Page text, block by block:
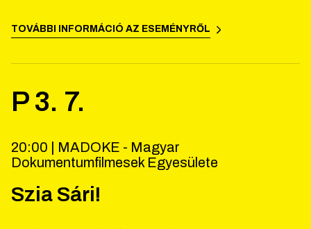
TOVÁBBI INFORMÁCIÓ AZ ESEMÉNYRŐL
P 3. 7.
20:00 | MADOKE - Magyar
Dokumentumfilmesek Egyesülete
Szia Sári!